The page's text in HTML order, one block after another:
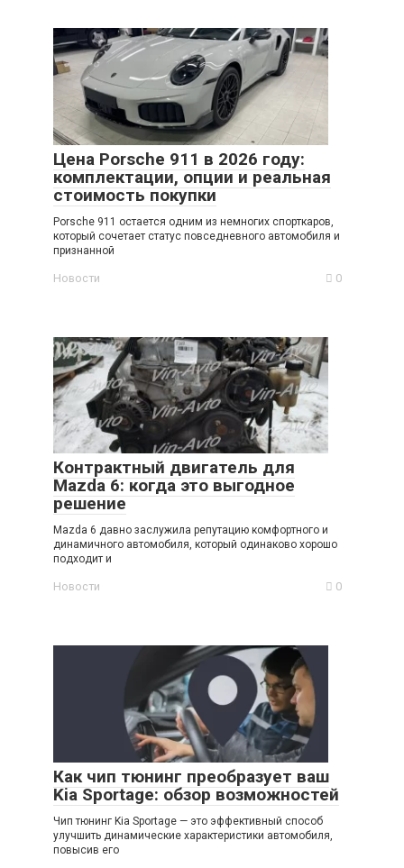
Цена Porsche 911 в 2026 году:
комплектации, опции и реальная
стоимость покупки
Porsche 911 остается одним из немногих спорткаров,
который сочетает статус повседневного автомобиля и
признанной
Новости 0
Контрактный двигатель для
Mazda 6: когда это выгодное
решение
Mazda 6 давно заслужила репутацию комфортного и
динамичного автомобиля, который одинаково хорошо
подходит и
Новости 0
Как чип тюнинг преобразует ваш
Kia Sportage: обзор возможностей
Чип тюнинг Kia Sportage — это эффективный способ
улучшить динамические характеристики автомобиля,
повысив его